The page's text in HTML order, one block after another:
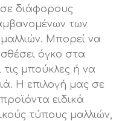
σε διάφορους
των
Μπορεί να
όγκο στα
τις μπούκλες ή να
Η επιλογή μας σε
ειδικά
τύπους μαλλιών,